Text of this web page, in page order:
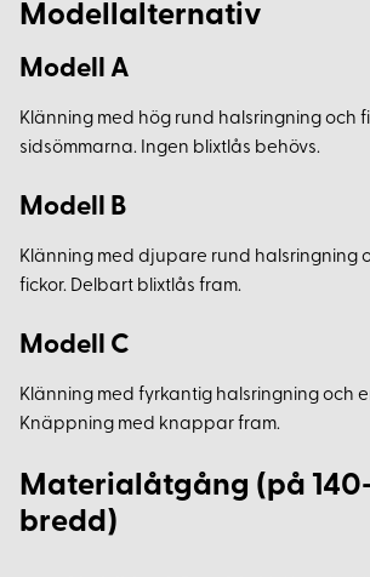
Modellalternativ
Modell A
Klänning med hög rund halsringning och
sidsömmarna. Ingen blixtlås behövs.
Modell B
Klänning med djupare rund halsringning
fickor. Delbart blixtlås fram.
Modell C
Klänning med fyrkantig halsringning och
Knäppning med knappar fram.
Materialåtgång (på
bredd)